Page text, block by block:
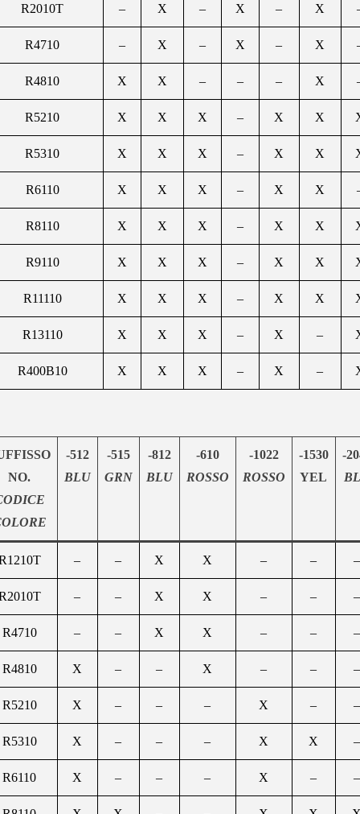
R2010T – X – X – X
R4710 – X – X – X
R4810 X X – – – X
R5210 X X X – X X
R5310 X X X – X X
R6110 X X X – X X
R8110 X X X – X X
R9110 X X X – X X
R11110 X X X – X X
R13110 X X X – X –
R400B10 X X X – X –
NO.
-512
BLU
-515
GRN
-812
BLU
-610
ROSSO
-1022
ROSSO
-1530
YEL
-
– – X X – – –
– – X X – – –
R4710 – – X X – – –
R4810 X – – X – – –
R5210 X – – – X – –
R5310 X – – – X X –
R6110 X – – – X – –